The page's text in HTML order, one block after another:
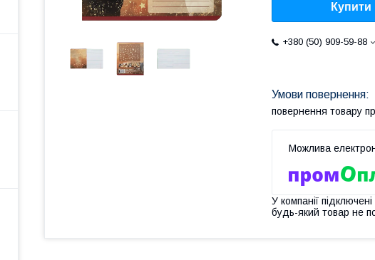
Купити
+380 (50) 909-59-88
повернення товару
У компанії
будь-який товар не